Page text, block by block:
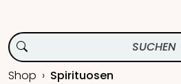
Shop Spirituosen